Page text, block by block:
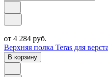
от 4 284 руб.
Верхняя полка Teras для
В корзину